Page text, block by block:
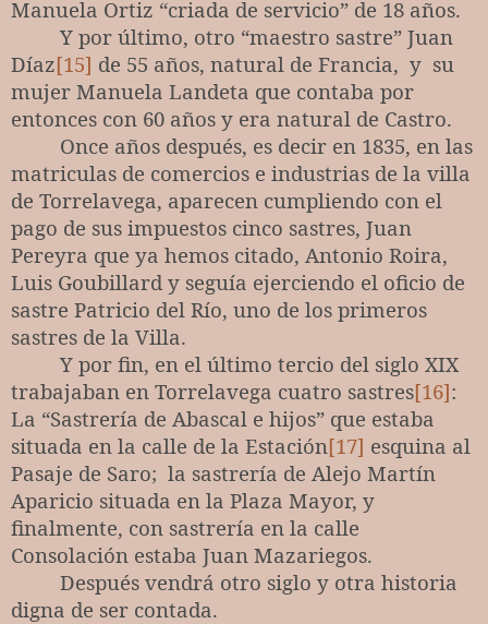
Manuela Ortiz “criada de servicio” de 18 años.
Y por último, otro “maestro sastre” Juan
Díaz[15] de 55 años, natural de Francia, y su
mujer Manuela Landeta que contaba por
entonces con 60 años y era natural de Castro.
Once años después, es decir en 1835, en las
matriculas de comercios e industrias de la villa
de Torrelavega, aparecen cumpliendo con el
pago de sus impuestos cinco sastres, Juan
Pereyra que ya hemos citado, Antonio Roira,
Luis Goubillard y seguía ejerciendo el oficio de
sastre Patricio del Río, uno de los primeros
sastres de la Villa.
Y por fin, en el último tercio del siglo XIX
trabajaban en Torrelavega cuatro sastres[16]:
La “Sastrería de Abascal e hijos” que estaba
situada en la calle de la Estación[17] esquina al
Pasaje de Saro; la sastrería de Alejo Martín
Aparicio situada en la Plaza Mayor, y
finalmente, con sastrería en la calle
Consolación estaba Juan Mazariegos.
Después vendrá otro siglo y otra historia
digna de ser contada.